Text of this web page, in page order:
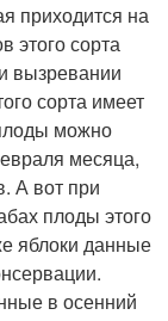
приходится на
этого сорта
вызревании
сорта имеет
можно
месяца,
А вот при
плоды этого
яблоки данные
в осенний